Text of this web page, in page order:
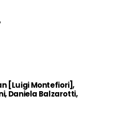
[Luigi Montefiori],
Daniela Balzarotti,